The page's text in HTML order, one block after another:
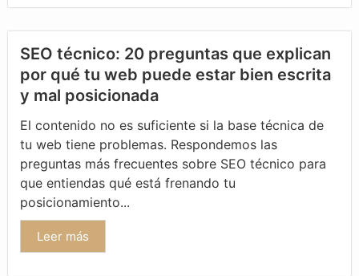
SEO técnico: 20 preguntas que explican
por qué tu web puede estar bien escrita
y mal posicionada
El contenido no es suficiente si la base técnica de
tu web tiene problemas. Respondemos las
preguntas más frecuentes sobre SEO técnico para
que entiendas qué está frenando tu
posicionamiento...
Leer más